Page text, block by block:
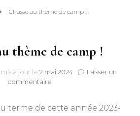
Chasse au thème de camp !
thème de camp !
mis à jour le 2 mai 2024
Laisser un
commentaire
thème
terme de cette année 2023-